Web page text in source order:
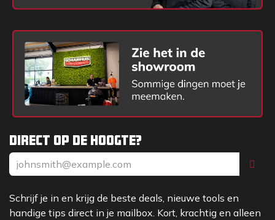
Direct op de hoogte?
Schrijf je in en krijg de beste deals, nieuwe tools en
handige tips direct in je mailbox. Kort, krachtig en alleen